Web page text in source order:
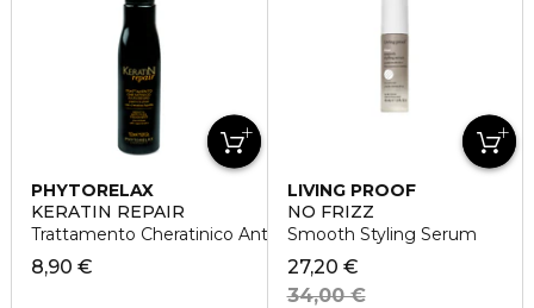
PHYTORELAX
KERATIN REPAIR
Trattamento Cheratinico Anticrespo
8,90 €
LIVING PROOF
NO FRIZZ
Smooth Styling Serum
27,20 €
34,00 €